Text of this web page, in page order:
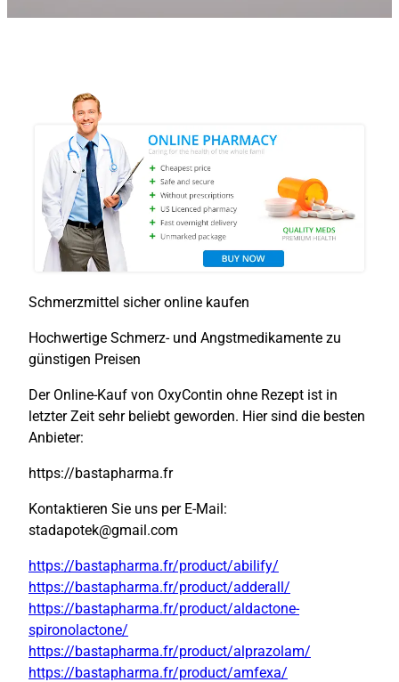
Schmerzmittel sicher online kaufen
Hochwertige Schmerz- und Angstmedikamente zu
günstigen Preisen
Der Online-Kauf von OxyContin ohne Rezept ist in
letzter Zeit sehr beliebt geworden. Hier sind die besten
Anbieter:
https://bastapharma.fr
Kontaktieren Sie uns per E-Mail:
stadapotek@gmail.com
https://bastapharma.fr/product/abilify/
https://bastapharma.fr/product/adderall/
https://bastapharma.fr/product/aldactone-
spironolactone/
https://bastapharma.fr/product/alprazolam/
https://bastapharma.fr/product/amfexa/